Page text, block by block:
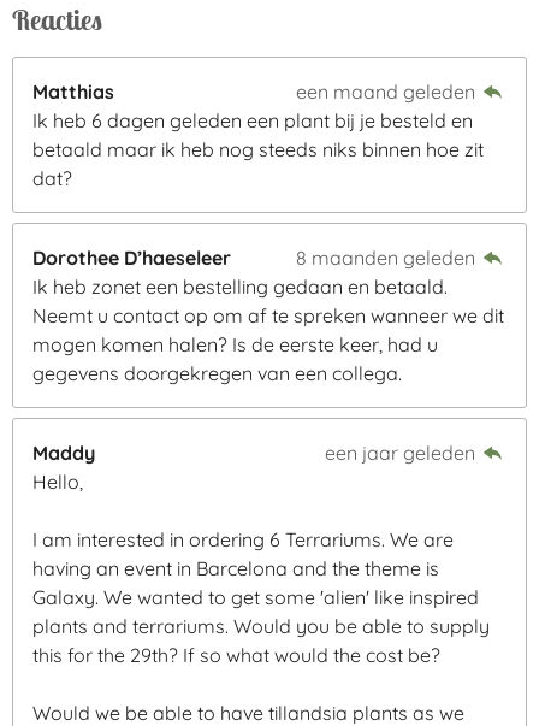
n
g
5
4
e
r
e
r
r
e
n
e
r
r
e
r
r
e
r
r
e
Reacties
Matthias
een maand geleden
Ik heb 6 dagen geleden een plant bij je besteld en
betaald maar ik heb nog steeds niks binnen hoe zit
dat?
Dorothee D’haeseleer
8 maanden geleden
Ik heb zonet een bestelling gedaan en betaald.
Neemt u contact op om af te spreken wanneer we dit
mogen komen halen? Is de eerste keer, had u
gegevens doorgekregen van een collega.
Maddy
een jaar geleden
Hello,
I am interested in ordering 6 Terrariums. We are
having an event in Barcelona and the theme is
Galaxy. We wanted to get some 'alien' like inspired
plants and terrariums. Would you be able to supply
this for the 29th? If so what would the cost be?
Would we be able to have tillandsia plants as we